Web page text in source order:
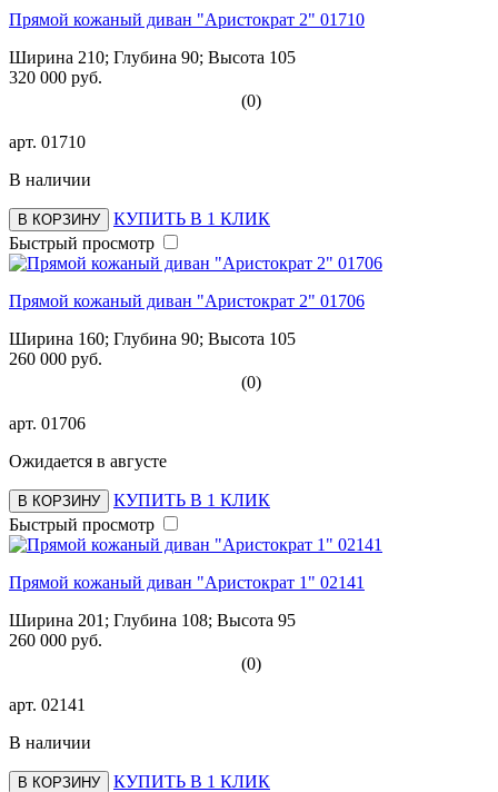
Прямой кожаный диван "Аристократ 2" 01710
Ширина 210; Глубина 90; Высота 105
320 000 руб.
(0)
арт. 01710
В наличии
В КОРЗИНУ
КУПИТЬ В 1 КЛИК
Быстрый просмотр
Прямой кожаный диван "Аристократ 2" 01706
Ширина 160; Глубина 90; Высота 105
260 000 руб.
(0)
арт. 01706
Ожидается в августе
В КОРЗИНУ
КУПИТЬ В 1 КЛИК
Быстрый просмотр
Прямой кожаный диван "Аристократ 1" 02141
Ширина 201; Глубина 108; Высота 95
260 000 руб.
(0)
арт. 02141
В наличии
В КОРЗИНУ
КУПИТЬ В 1 КЛИК